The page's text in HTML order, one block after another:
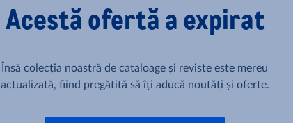
Acestă ofertă a expirat
Însă colecția noastră de cataloage și reviste este mereu
actualizată, fiind pregătită să îți aducă noutăți și oferte.